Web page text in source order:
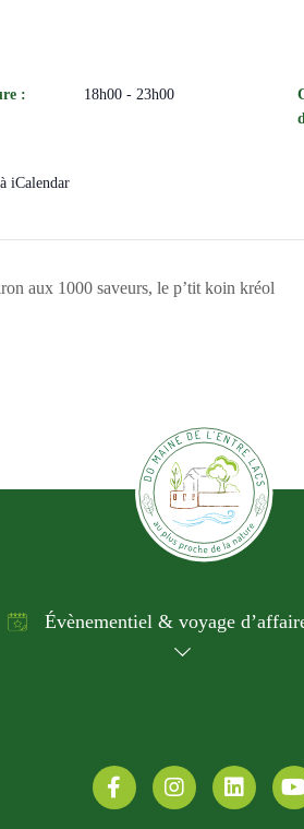
iCalendar
: 18h00 - 23h00
aux 1000 saveurs, le p’tit koin kréol
Évènementiel & voyage